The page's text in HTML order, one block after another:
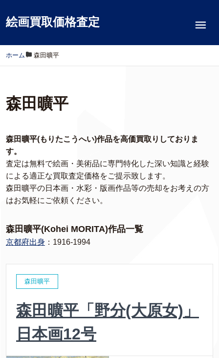
絵画買取価格査定
ホーム / 森田曠平
森田曠平
森田曠平(もりたこうへい)作品を高価買取りしておりま
す。
査定は無料で絵画・美術品に専門特化した深い知識と経験
による適正な買取査定価格をご提示致します。
森田曠平の日本画・水彩・版画作品等の売却をお考えの方
はお気軽にご依頼ください。
森田曠平(Kohei MORITA)作品一覧
京都府出身 ：1916-1994
森田曠平
森田曠平「野分(大原女)」
日本画12号